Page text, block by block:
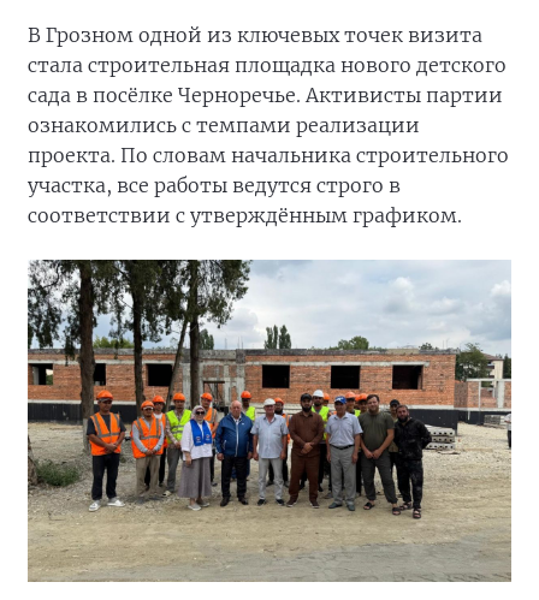
В Грозном одной из ключевых точек визита
стала строительная площадка нового детского
сада в посёлке Черноречье. Активисты партии
ознакомились с темпами реализации
проекта. По словам начальника строительного
участка, все работы ведутся строго в
соответствии с утверждённым графиком.